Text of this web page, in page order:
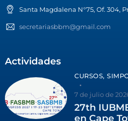
Santa Magdalena N°75, Of. 304,
secretariasbbm@gmail.com
Actividades
CURSOS,
7 de julio de
27th
en Cape